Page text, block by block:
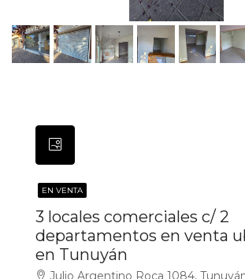
EN VENTA
3 locales comerciales c/ 2
departamentos en venta
en Tunuyán
Julio Argentino Roca 1084,